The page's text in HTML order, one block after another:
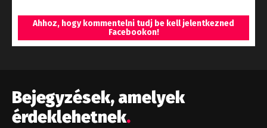
Ahhoz, hogy kommentelni tudj be kell jelentkezned
Facebookon!
Bejegyzések, amelyek
érdeklehetnek.